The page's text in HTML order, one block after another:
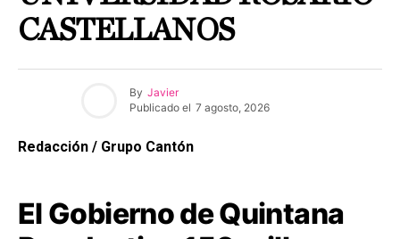
CASTELLANOS
By Javier
Publicado el 7 agosto, 2026
Redacción / Grupo Cantón
El Gobierno de Quintana